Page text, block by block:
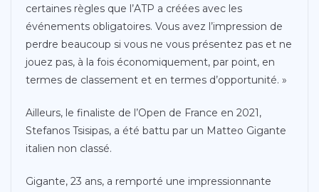
certaines règles que l’ATP a créées avec les
événements obligatoires. Vous avez l’impression de
perdre beaucoup si vous ne vous présentez pas et ne
jouez pas, à la fois économiquement, par point, en
termes de classement et en termes d’opportunité. »
Ailleurs, le finaliste de l’Open de France en 2021,
Stefanos Tsisipas, a été battu par un Matteo Gigante
italien non classé.
Gigante, 23 ans, a remporté une impressionnante